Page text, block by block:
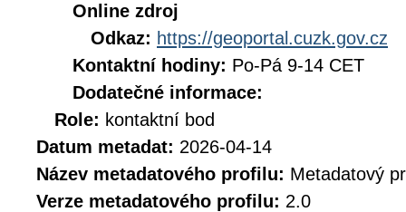
Online zdroj
Odkaz: https://geoportal.cuzk.gov.cz
Kontaktní hodiny: Po-Pá 9-14 CET
Dodatečné informace:
Role: kontaktní bod
Datum metadat: 2026-04-14
Název metadatového profilu: Metadatový
Verze metadatového profilu: 2.0